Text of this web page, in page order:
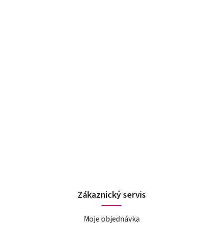
Zákaznický servis
Moje objednávka